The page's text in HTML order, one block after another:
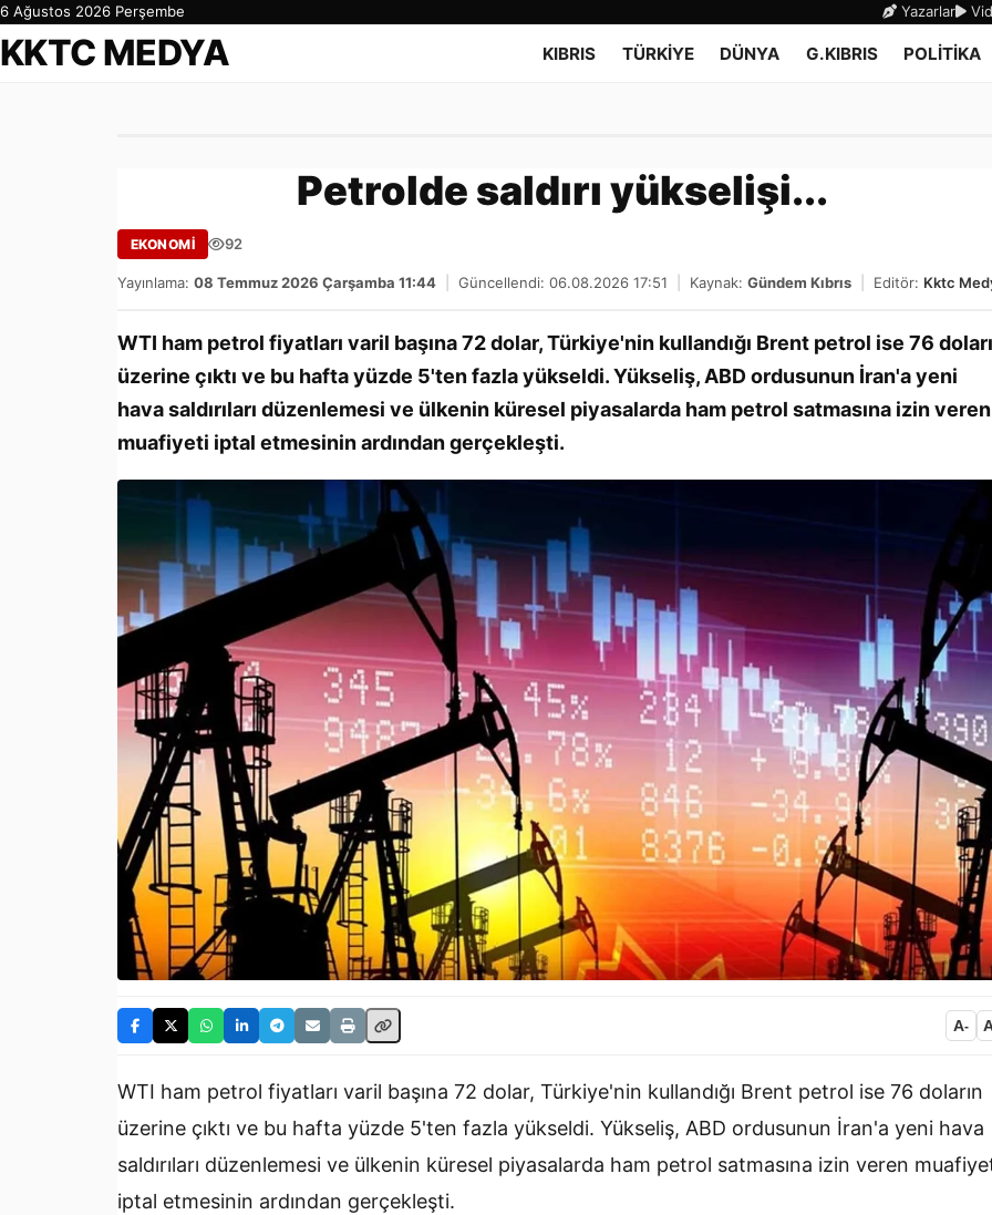
6 Ağustos 2026 Perşembe Yazarlar
KKTC MEDYA KIBRIS TÜRKİYE DÜNYA G.KIBRIS POLİTİKA
Petrolde saldırı yükselişi...
EKONOMİ 92
Yayınlama: 08 Temmuz 2026 Çarşamba 11:44 Güncellendi: 06.08.2026 17:51 Kaynak: Gündem Kıbrıs Editör: Kktc
WTI ham petrol fiyatları varil başına 72 dolar, Türkiye'nin kullandığı Brent petrol ise 76
üzerine çıktı ve bu hafta yüzde 5'ten fazla yükseldi. Yükseliş, ABD ordusunun İran'a yeni
hava saldırıları düzenlemesi ve ülkenin küresel piyasalarda ham petrol satmasına izin veren
muafiyeti iptal etmesinin ardından gerçekleşti.
A-
WTI ham petrol fiyatları varil başına 72 dolar, Türkiye'nin kullandığı Brent petrol ise 76 doların
üzerine çıktı ve bu hafta yüzde 5'ten fazla yükseldi. Yükseliş, ABD ordusunun İran'a yeni hava
saldırıları düzenlemesi ve ülkenin küresel piyasalarda ham petrol satmasına izin veren
iptal etmesinin ardından gerçekleşti.